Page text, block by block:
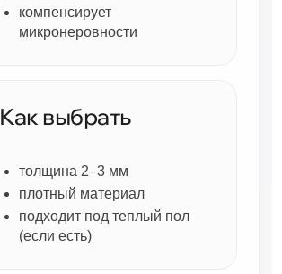
компенсирует
микронеровности
Как выбрать
толщина 2–3 мм
плотный материал
подходит под теплый пол
(если есть)